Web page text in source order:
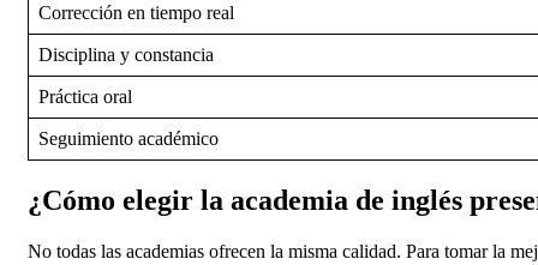
Corrección en tiempo real
Disciplina y constancia
Práctica oral
Seguimiento académico
¿Cómo elegir la academia de inglés
No todas las academias ofrecen la misma calidad. Para tomar la